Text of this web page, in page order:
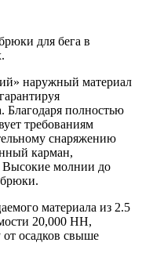
для бега в
наружный материал
Благодаря полностью
требованиям
снаряжению
карман,
Высокие молнии до
брюки.
материала из 2.5
20,000 HH,
от осадков свыше